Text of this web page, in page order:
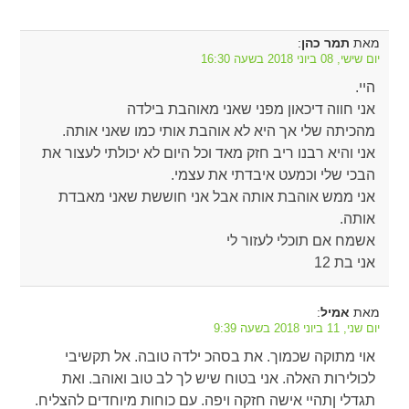
מאת תמר כהן:
יום שישי, 08 ביוני 2018 בשעה 16:30
היי.
אני חווה דיכאון מפני שאני מאוהבת בילדה
מהכיתה שלי אך היא לא אוהבת אותי כמו שאני אותה.
אני והיא רבנו ריב חזק מאד וכל היום לא יכולתי לעצור את
הבכי שלי וכמעט איבדתי את עצמי.
אני ממש אוהבת אותה אבל אני חוששת שאני מאבדת
אותה.
אשמח אם תוכלי לעזור לי
אני בת 12
מאת אמיל:
יום שני, 11 ביוני 2018 בשעה 9:39
אוי מתוקה שכמוך. את בסהכ ילדה טובה. אל תקשיבי
לכולירות האלה. אני בטוח שיש לך לב טוב ואוהב. ואת
תגדלי ןתהיי אישה חזקה ויפה. עם כוחות מיוחדים להצליח.